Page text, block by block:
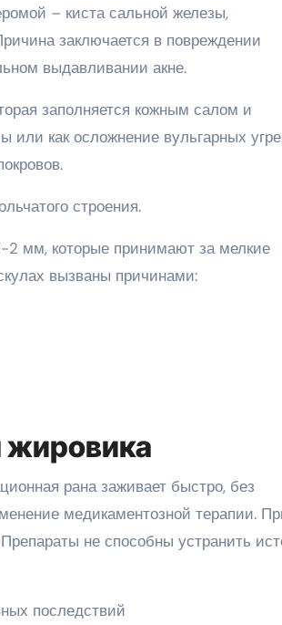
– киста сальной железы,
заключается в повреждении
выдавливании акне.
заполняется кожным салом и
или как осложнение вульгарных
строения.
мм, которые принимают за мелкие
вызваны причинами:
жировика
рана заживает быстро, без
медикаментозной терапии.
не способны устранить